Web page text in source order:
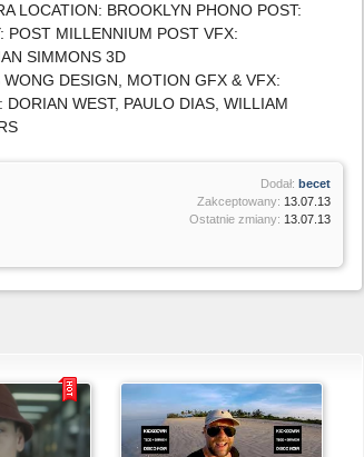
LOCATION: BROOKLYN PHONO POST:
POST MILLENNIUM POST VFX:
SIMMONS 3D
DESIGN, MOTION GFX & VFX:
WEST, PAULO DIAS, WILLIAM
Dodał: becet
Zakceptowany: 13.07.13
Ostatnie zmiany: 13.07.13